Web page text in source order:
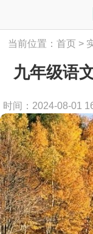
当前位置：首页 >
九年级语
时间：2024-08-01